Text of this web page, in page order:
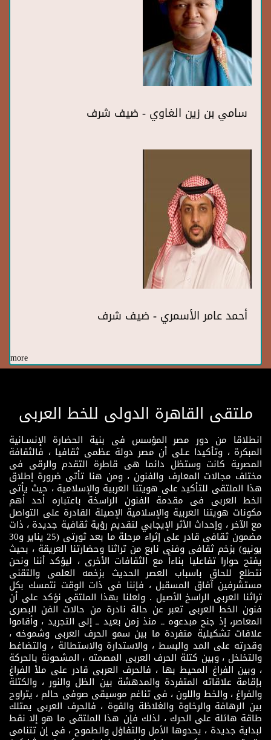
سامي بن زين الغاوي - ضيف شرف
أحمد عامر الأسمري - ضيف شرف
more
ملتقى القاهرة الدولى للخط العربى
انطلاقا من دور مصر المؤسس فى بنية الحضارة الإنسـانية
المبكرة ، وتأكيدا عـلى أن مصر دولة عظمى ثقافيا ، فالثقافة
المصرية كانت وستظل دائما هى قاطرة التقدم والرقى فى
مختلف مجالات المعارف والفنون ، ومن هنا تأتى ضرورة إطلاق
هذا الملتقى للتأكيد على هويتنا العربية والإسلامية ، حيث يأتى
الخط العربى فى مقدمة الفنون الراسخة باعتباره أحد أهم
مكونات هويتنا العربية والإسلامية الإصيلة القادرة على التواصل
مع الآخر ، وإحداث الأثر الإيجابي لتقديم رؤية ثقافية جديدة ، ذات
مضمون ثقافى قادر على إثراء مرحلة ما بعد ثورتى (25 يناير و30
يونيو) بزخم ثقافى وفنى نابع من تراثنا وحضارتنا العريقة ، بحيث
يفتح حوارا تفاعليا بناءاً مع الثقافات الأخرى ، ليؤكد أننا ونحن
نتطلع للحاق باسباب العصر الحديث بزخمه العلمى والتقنى
مستشرفين آفاق المسقبل ، فإننا فى ذات الوقت نتمسك بكل
تراثنا العربى الراسخ الأصيل . ولعلنا بهذا الملتقى نؤكد على أن
فنون الخط العربى تعبر عن حالة نادرة من حالات الفن البصرى
المعاصر، إذ جنح مبدعوه ــ منذ زمن بعيد ــ إلى التجريد ، وأقاموا
علاقات تشكيلية متفردة ما بين سمو الحرف العربى وشموخه ،
وقدرته على المد والبسط ، والاستدارة والاستطالة ، والتضاغط
والتخلخل ، وبين كتلة الحرف العربى المصمته ، المشحونة بالحركة
، وبين الفراغ المحيط بها ، فالحرف العربى قادر على ملأ الفراغ
بإقامة علاقاته المتفردة والمدهشة بين الظل والنور ، والكتلة
والفراغ ، والخط واللون ، فى تناغم موسيقى صوفى حالم ، يتراوح
بين الرهافة والرخاوة والغلاظة والقوة ، فالحرف العربى يمتلك
طاقة هائلة على الحرك ، لذلك فإن هذا الملتقى ما هو إلا نقط
لبداية جديدة ، يحدوها الأمل والتفاؤل والطموح ، فى إن تتنامى